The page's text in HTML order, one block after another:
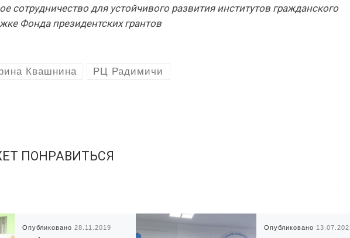
сотрудничество для устойчивого развития институтов гражданского
Фонда президентских грантов
Квашнина РЦ Радимичи
ПОНРАВИТЬСЯ
Опубликовано28.11.2019 Опубликовано